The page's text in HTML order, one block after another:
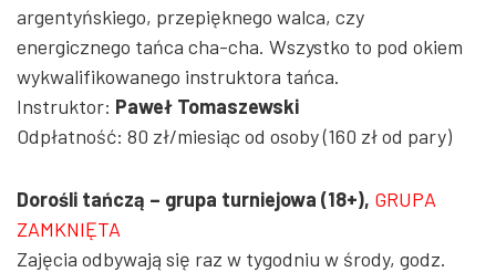
argentyńskiego, przepięknego walca, czy
energicznego tańca cha-cha. Wszystko to pod okiem
wykwalifikowanego instruktora tańca.
Instruktor: Paweł Tomaszewski
Odpłatność: 80 zł/miesiąc od osoby (160 zł od pary)
Dorośli tańczą – grupa turniejowa (18+), GRUPA
ZAMKNIĘTA
Zajęcia odbywają się raz w tygodniu w środy, godz.